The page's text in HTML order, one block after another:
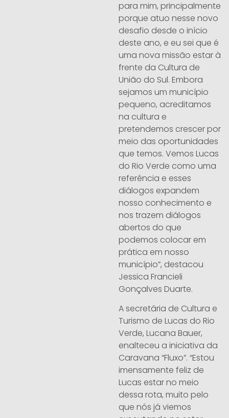
para mim, principalmente
porque atuo nesse novo
desafio desde o início
deste ano, e eu sei que é
uma nova missão estar à
frente da Cultura de
União do Sul. Embora
sejamos um município
pequeno, acreditamos
na cultura e
pretendemos crescer por
meio das oportunidades
que temos. Vemos Lucas
do Rio Verde como uma
referência e esses
diálogos expandem
nosso conhecimento e
nos trazem diálogos
abertos do que
podemos colocar em
prática em nosso
município”, destacou
Jessica Francieli
Gonçalves Duarte.
A secretária de Cultura e
Turismo de Lucas do Rio
Verde, Lucana Bauer,
enalteceu a iniciativa da
Caravana “Fluxo”. “Estou
imensamente feliz de
Lucas estar no meio
dessa rota, muito pelo
que nós já viemos